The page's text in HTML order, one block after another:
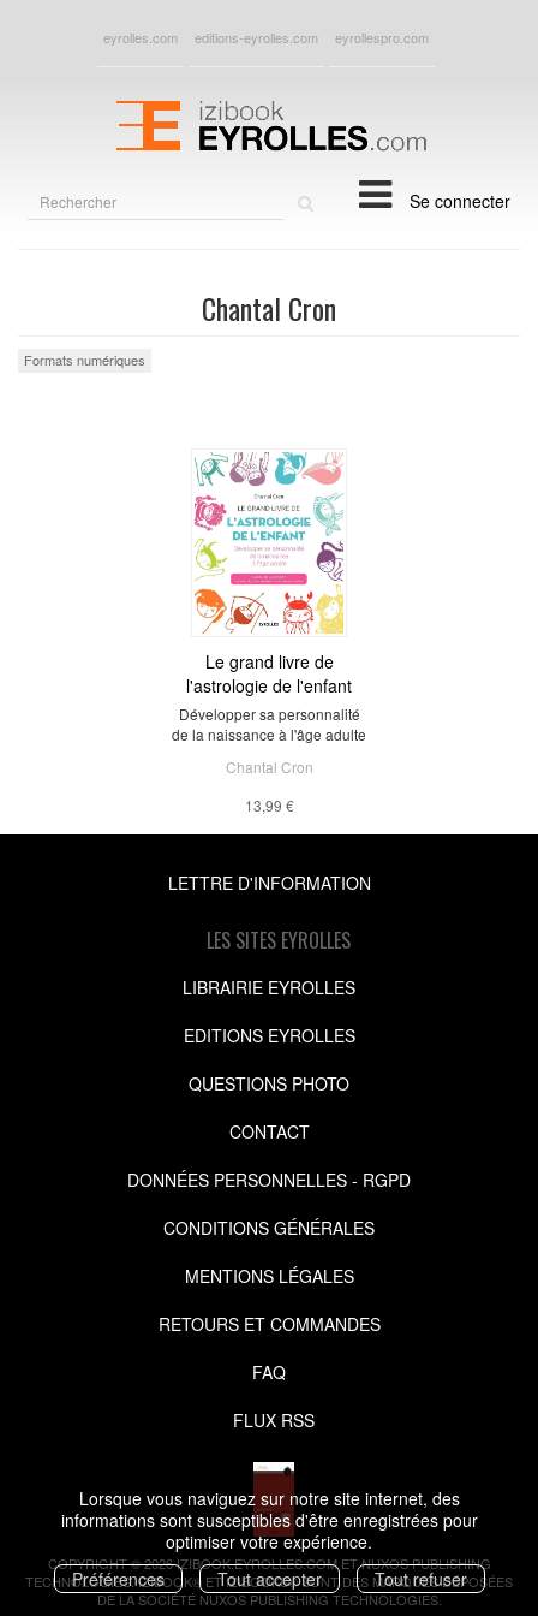
Lorsque vous naviguez sur notre site internet, des
informations sont susceptibles d'être enregistrées pour
optimiser votre expérience.
Préférences
Tout accepter Tout refuser
eyrolles.com editions-eyrolles.com eyrollespro.com
Se connecter
Chantal Cron
Formats numériques
Le grand livre de
l'astrologie de l'enfant
Développer sa personnalité
de la naissance à l'âge adulte
Chantal Cron
13,99 €
LETTRE D'INFORMATION
LES SITES EYROLLES
LIBRAIRIE EYROLLES
EDITIONS EYROLLES
QUESTIONS PHOTO
CONTACT
DONNÉES PERSONNELLES - RGPD
CONDITIONS GÉNÉRALES
MENTIONS LÉGALES
RETOURS ET COMMANDES
FAQ
FLUX RSS
COPYRIGHT © 2026 IZIBOOK.EYROLLES.COM ET NUXOS PUBLISHING
TECHNOLOGIES.IZIBOOK® ETIZIBOOKS®SONT DES MARQUES DÉPOSÉES
DE LA SOCIÉTÉ NUXOS PUBLISHING TECHNOLOGIES.